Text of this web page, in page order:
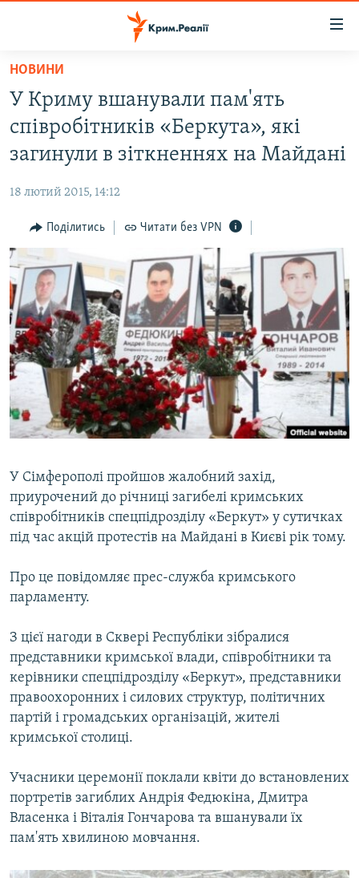
Перейти
основного
матеріалу
Перейти
до
основної
Перейти
до
пошуку
ВОДА.КРИМ
ВІДЕО ТА ФОТО
БЛОГИ
ПОГЛЯД
ІНТЕРВ'Ю
ВСЕ ЗА ДЕНЬ
СПЕЦПРОЕКТИ
ДЕПОРТАЦІЯ
ВІДЕОУРОКИ «ELIFBE»
СВІДЧЕННЯ ОКУПАЦІЇ
УКРАЇНСЬКА ПРОБЛЕМА КРИМУ
ЯК ОБІЙТИ БЛОКУВАННЯ
Русский
Qırımtatar
Усі сайти RFE/RL
НОВИНИ
У Криму вшанували пам'ять
співробітників «Беркута», які
загинули в зіткненнях на Майдані
18 лютий 2015, 14:12
Поділитись Читати без VPN
У Сімферополі пройшов жалобний захід,
приурочений до річниці загибелі кримських
співробітників спецпідрозділу «Беркут» у сутичках
під час акцій протестів на Майдані в Києві рік тому.
Про це повідомляє прес-служба кримського
парламенту.
З цієї нагоди в Сквері Республіки зібралися
представники кримської влади, співробітники та
керівники спецпідрозділу «Беркут», представники
правоохоронних і силових структур, політичних
партій і громадських організацій, жителі
кримської столиці.
Учасники церемонії поклали квіти до встановлених
портретів загиблих Андрія Федюкіна, Дмитра
Власенка і Віталія Гончарова та вшанували їх
пам'ять хвилиною мовчання.